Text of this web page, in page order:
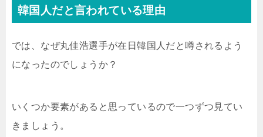
韓国人だと言われている理由
では、なぜ丸佳浩選手が在日韓国人だと噂されるよう
になったのでしょうか？
いくつか要素があると思っているので一つずつ見てい
きましょう。